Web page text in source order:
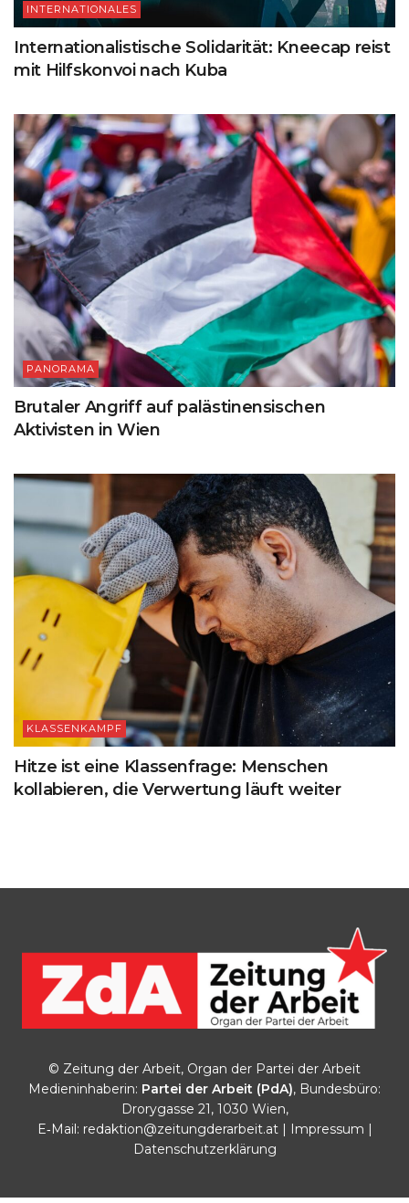
INTERNATIONALES
Internationalistische Solidarität: Kneecap reist
mit Hilfskonvoi nach Kuba
PANORAMA
Brutaler Angriff auf palästinensischen
Aktivisten in Wien
KLASSENKAMPF
Hitze ist eine Klassenfrage: Menschen
kollabieren, die Verwertung läuft weiter
© Zeitung der Arbeit, Organ der Partei der Arbeit
Medieninhaberin: Partei der Arbeit (PdA), Bundesbüro:
Drorygasse 21, 1030 Wien,
E‑Mail: redaktion@zeitungderarbeit.at| Impressum |
Datenschutzerklärung